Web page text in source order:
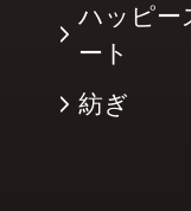
ハッピー
ート
紡ぎ